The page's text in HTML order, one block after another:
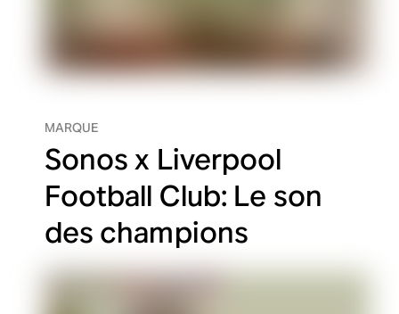
MARQUE
Sonos x Liverpool
Football Club: Le son
des champions